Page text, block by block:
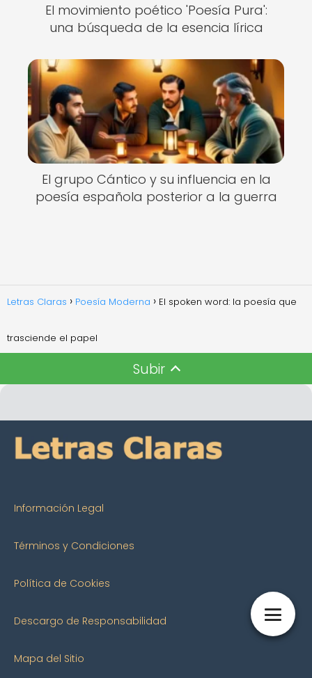
El movimiento poético 'Poesía Pura':
una búsqueda de la esencia lírica
El grupo Cántico y su influencia en la
poesía española posterior a la guerra
Letras Claras Poesía Moderna El spoken word: la poesía que
trasciende el papel
Subir
Información Legal
Términos y Condiciones
Política de Cookies
Descargo de Responsabilidad
Mapa del Sitio